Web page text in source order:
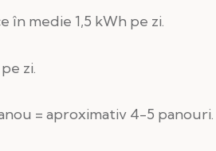
în medie 1,5 kWh pe zi.
zi.
= aproximativ 4-5 panouri.